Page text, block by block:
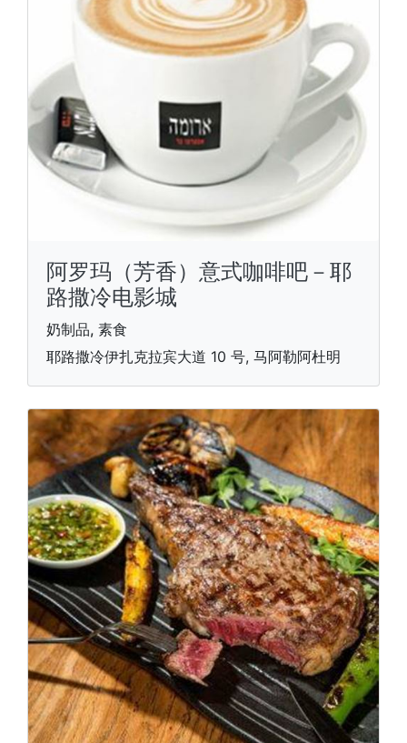
阿罗玛（芳香）意式咖啡吧－耶
路撒冷电影城
奶制品, 素食
耶路撒冷伊扎克拉宾大道 10 号, 马阿勒阿杜明